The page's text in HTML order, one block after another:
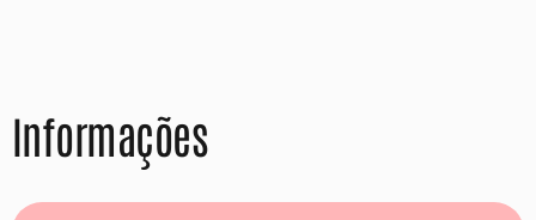
Informações